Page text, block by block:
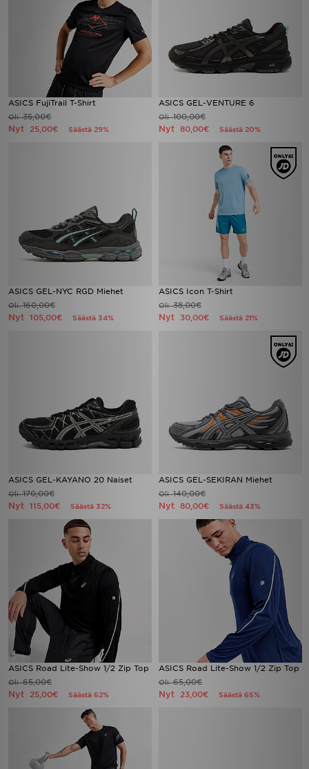
ASICS FujiTrail T-Shirt
Oli35,00€
Nyt 25,00€ Säästä 29%
ASICS GEL-VENTURE 6
Oli100,00€
Nyt 80,00€ Säästä 20%
ASICS GEL-NYC RGD Miehet
Oli160,00€
Nyt 105,00€ Säästä 34%
ASICS Icon T-Shirt
Oli38,00€
Nyt 30,00€ Säästä 21%
ASICS GEL-KAYANO 20 Naiset
Oli170,00€
Nyt 115,00€ Säästä 32%
ASICS GEL-SEKIRAN Miehet
Oli140,00€
Nyt 80,00€ Säästä 43%
ASICS Road Lite-Show 1/2 Zip Top
Oli65,00€
Nyt 25,00€ Säästä 62%
ASICS Road Lite-Show 1/2 Zip Top
Oli65,00€
Nyt 23,00€ Säästä 65%